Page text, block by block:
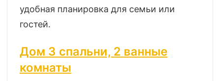
удобная планировка для семьи или
гостей.
Дом 3 спальни, 2 ванные
комнаты